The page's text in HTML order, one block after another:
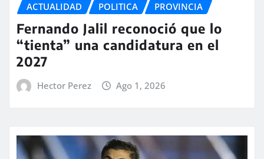
ACTUALIDAD POLITICA PROVINCIA
Fernando Jalil reconoció que lo
“tienta” una candidatura en el
2027
Hector Perez Ago 1, 2026